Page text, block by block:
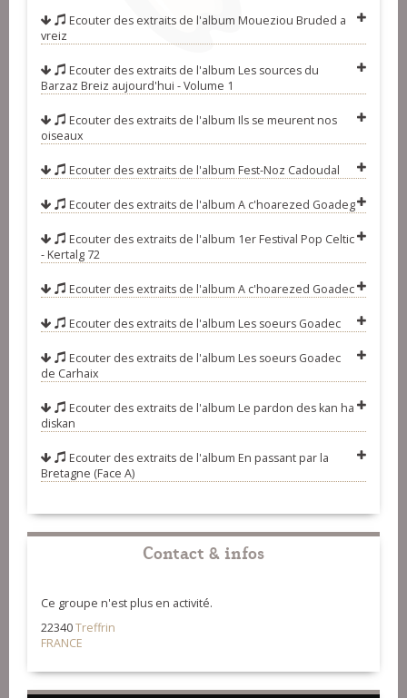
(ronde à trois pas)
22-Vous jeunes gens - Gisèle Gallais
(gavotte ton doubl)
Ecouter des extraits de l'album Moueziou Bruded a
vreiz
Ecouter des extraits de l'album Les sources du
Barzaz Breiz aujourd'hui - Volume 1
Ecouter des extraits de l'album Ils se meurent nos
oiseaux
Ecouter des extraits de l'album Fest-Noz Cadoudal
Ecouter des extraits de l'album A c'hoarezed Goadeg
Ecouter des extraits de l'album 1er Festival Pop Celtic
- Kertalg 72
Ecouter des extraits de l'album A c'hoarezed Goadec
Ecouter des extraits de l'album Les soeurs Goadec
Ecouter des extraits de l'album Les soeurs Goadec
de Carhaix
Ecouter des extraits de l'album Le pardon des kan ha
diskan
Ecouter des extraits de l'album En passant par la
Bretagne (Face A)
Contact & infos
Ce groupe n'est plus en activité.
22340Treffrin
FRANCE